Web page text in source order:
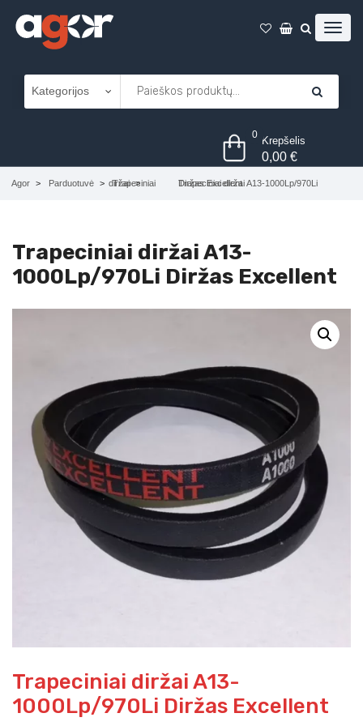
0 Krepšelis
0,00€
Agor Parduotuvė Trapeciniai diržai Trapeciniai diržai A13-1000Lp/970Li Diržas Excellent
Trapeciniai diržai A13-
1000Lp/970Li Diržas Excellent
Trapeciniai diržai A13-
1000Lp/970Li Diržas Excellent